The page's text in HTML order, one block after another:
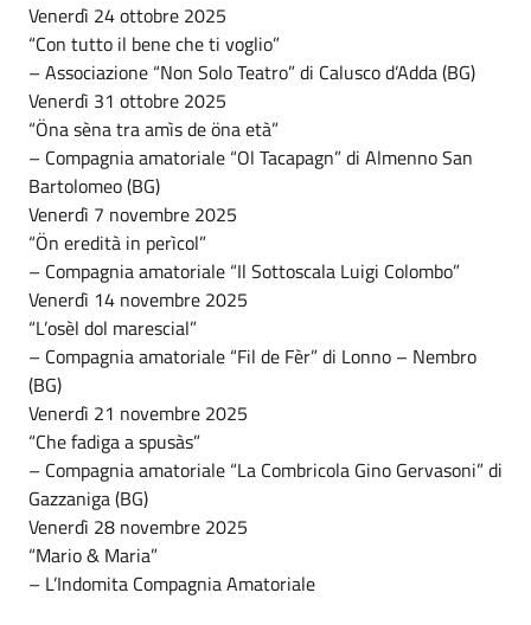
Venerdì 24 ottobre 2025
“Con tutto il bene che ti voglio”
– Associazione “Non Solo Teatro” di Calusco d’Adda (BG)
Venerdì 31 ottobre 2025
“Öna sèna tra amìs de öna età”
– Compagnia amatoriale “Ol Tacapagn” di Almenno San
Bartolomeo (BG)
Venerdì 7 novembre 2025
“Ön eredità in perìcol”
– Compagnia amatoriale “Il Sottoscala Luigi Colombo”
Venerdì 14 novembre 2025
“L’osèl dol marescial”
– Compagnia amatoriale “Fil de Fèr” di Lonno – Nembro
(BG)
Venerdì 21 novembre 2025
“Che fadiga a spusàs”
– Compagnia amatoriale “La Combricola Gino Gervasoni” di
Gazzaniga (BG)
Venerdì 28 novembre 2025
“Mario & Maria”
– L’Indomita Compagnia Amatoriale